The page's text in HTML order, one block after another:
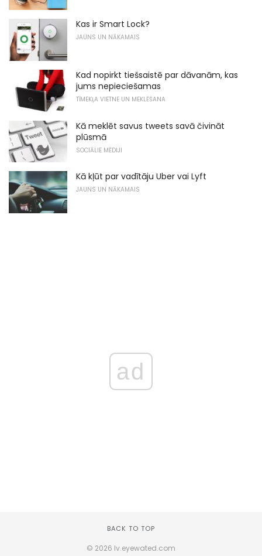
Kas ir Smart Lock?
JAUNS UN NĀKAMAIS
Kad nopirkt tiešsaistē par dāvanām, kas
jums nepieciešamas
TĪMEKĻA VIETNE UN MEKLĒŠANA
Kā meklēt savus tweets savā čivināt
plūsmā
SOCIĀLIE MĒDIJI
Kā kļūt par vadītāju Uber vai Lyft
JAUNS UN NĀKAMAIS
ad
BACK TO TOP
© 2026 lv.eyewated.com